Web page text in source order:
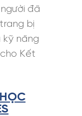
đã
bị
kỹ năng
Kết